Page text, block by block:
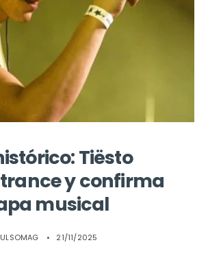
Tiësto
y confirma
musical
• 21/11/2025